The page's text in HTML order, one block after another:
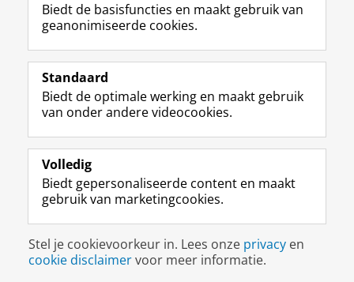
Over deze blog
On this blog, CEnBER shares research insights
and news about the experts affliated with the
Centre of Expertise.
Disclaimer & Copyright
Inloggen
Biedt de basisfuncties en maakt gebruik van
geanonimiseerde cookies.
Standaard
Biedt de optimale werking en maakt gebruik
van onder andere videocookies.
Volledig
Biedt gepersonaliseerde content en maakt
gebruik van marketingcookies.
Stel je cookievoorkeur in. Lees onze privacy en
cookie disclaimervoor meer informatie.